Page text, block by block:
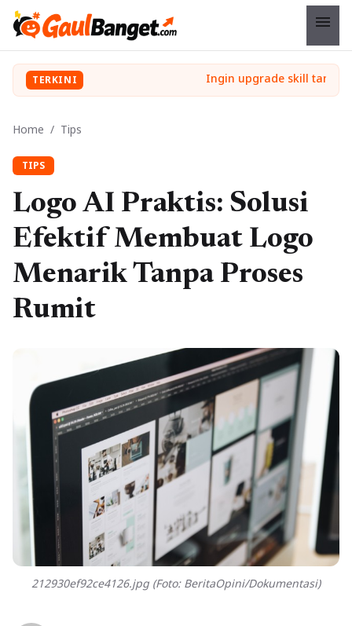
menu
TERKINI
Home / Tips
TIPS
Logo AI Praktis: Solusi
Efektif Membuat Logo
Menarik Tanpa Proses
Rumit
212930ef92ce4126.jpg (Foto: BeritaOpini/Dokumentasi)